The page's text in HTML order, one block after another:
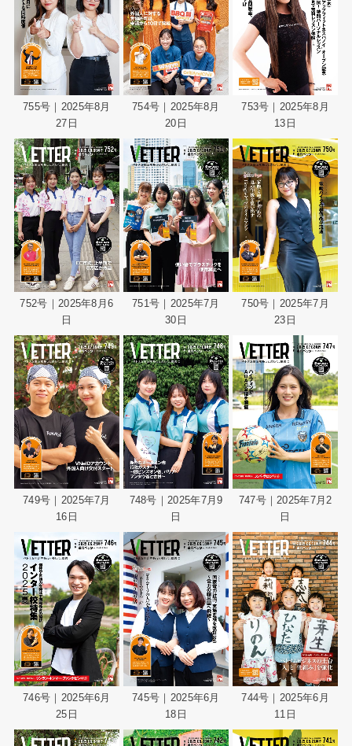
755号｜2025年8月
27日
754号｜2025年8月
20日
753号｜2025年8月
13日
752号｜2025年8月6
日
751号｜2025年7月
30日
750号｜2025年7月
23日
749号｜2025年7月
16日
748号｜2025年7月9
日
747号｜2025年7月2
日
746号｜2025年6月
25日
745号｜2025年6月
18日
744号｜2025年6月
11日